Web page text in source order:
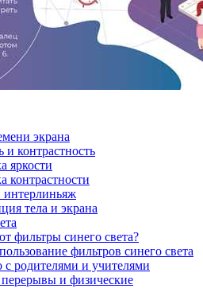
экрана
и контрастность
яркости
контрастности
интерлиньяж
тела и экрана
фильтры синего света?
фильтров синего света
с родителями и учителями
и физические